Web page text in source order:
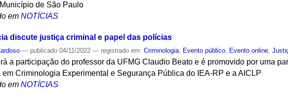
de São Paulo
em NOTÍCIAS
discute justiça criminal e papel das polícias
— publicado 04/11/2022— registrado em:Criminologia Evento público Evento online ,
a participação do professor da UFMG Claudio Beato e é promovido por uma
em Criminologia Experimental e Segurança Pública do IEA-RP e a AICLP
em NOTÍCIAS